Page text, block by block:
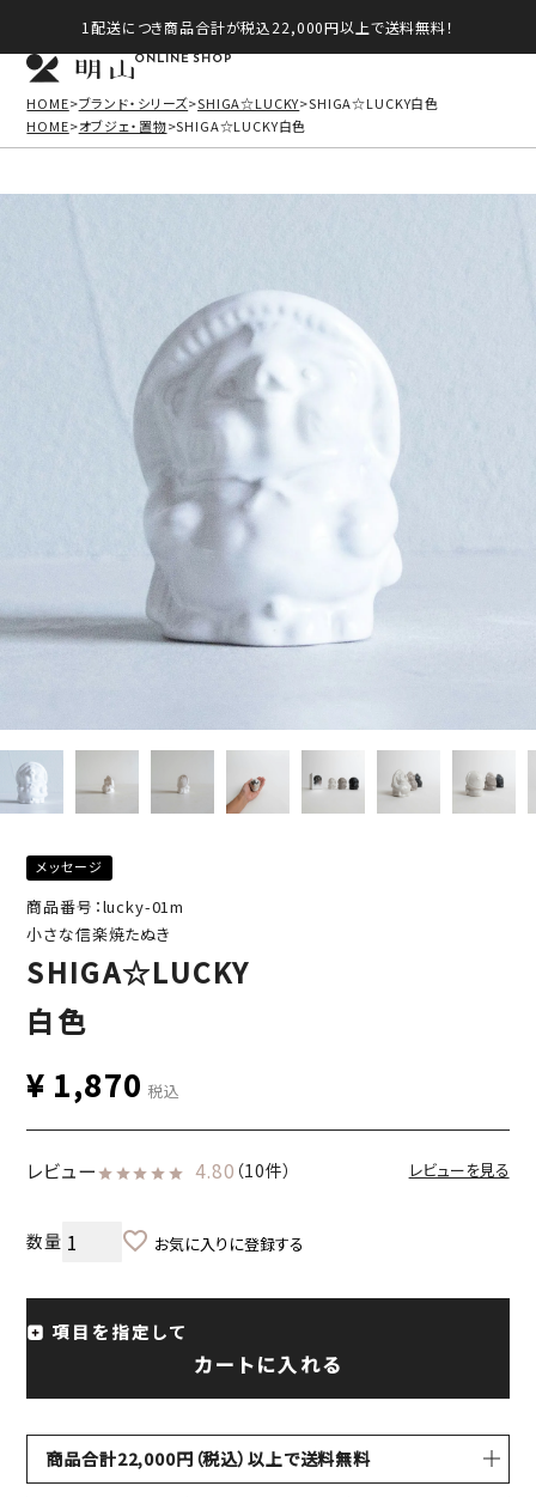
1配送につき商品合計が税込22,000円以上で送料無料！
ONLINE SHOP
HOME ブランド・シリーズ SHIGA☆LUCKY SHIGA☆LUCKY白色
HOME
オブジェ・置物 SHIGA☆LUCKY白色
メッセージ
商品番号：lucky-01m
小さな信楽焼たぬき
SHIGA☆LUCKY
白色
¥ 1,870 税込
レビュー 4.80 （10件） レビューを見る
お気に入りに登録する
項目を指定して
カートに入れる
商品合計22,000円（税込）以上で送料無料